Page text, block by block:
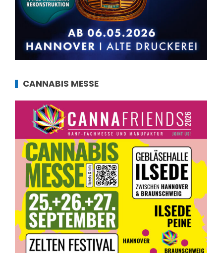
CANNABIS MESSE